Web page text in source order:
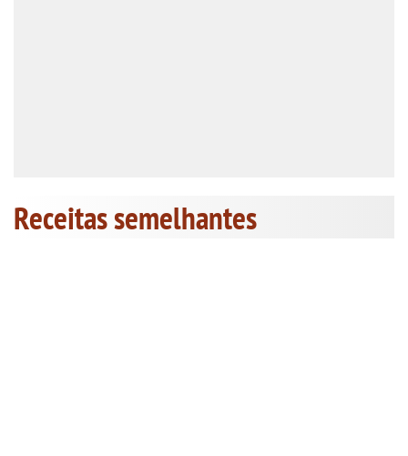
Receitas semelhantes